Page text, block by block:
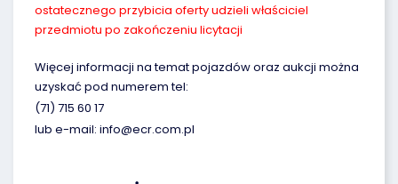
ostatecznego przybicia oferty udzieli właściciel
przedmiotu po zakończeniu licytacji
Więcej informacji na temat pojazdów oraz aukcji można
uzyskać pod numerem tel:
(71) 715 60 17
lub e-mail: info@ecr.com.pl